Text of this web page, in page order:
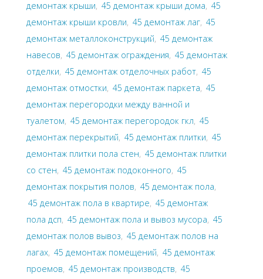
демонтаж крыши, 45 демонтаж крыши дома, 45
демонтаж крыши кровли, 45 демонтаж лаг, 45
демонтаж металлоконструкций, 45 демонтаж
навесов, 45 демонтаж ограждения, 45 демонтаж
отделки, 45 демонтаж отделочных работ, 45
демонтаж отмостки, 45 демонтаж паркета, 45
демонтаж перегородки между ванной и
туалетом, 45 демонтаж перегородок гкл, 45
демонтаж перекрытий, 45 демонтаж плитки, 45
демонтаж плитки пола стен, 45 демонтаж плитки
со стен, 45 демонтаж подоконного, 45
демонтаж покрытия полов, 45 демонтаж пола,
45 демонтаж пола в квартире, 45 демонтаж
пола дсп, 45 демонтаж пола и вывоз мусора, 45
демонтаж полов вывоз, 45 демонтаж полов на
лагах, 45 демонтаж помещений, 45 демонтаж
проемов, 45 демонтаж производств, 45